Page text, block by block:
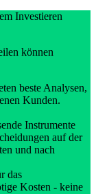
Investieren
können
beste Analysen,
Kunden.
Instrumente
auf der
und nach
das
Kosten - keine